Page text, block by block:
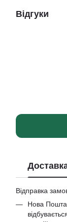
Відгуки
Відправка
Нова Пошта